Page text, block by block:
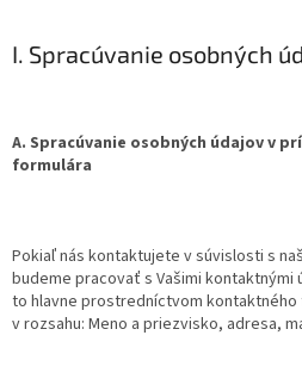
I. Spracúvanie osobných
A. Spracúvanie osobných údajov v
formulára
Pokiaľ nás kontaktujete v súvislosti s
budeme pracovať s Vašimi kontaktnými
to hlavne prostredníctvom kontaktného
v rozsahu: Meno a priezvisko, adresa,